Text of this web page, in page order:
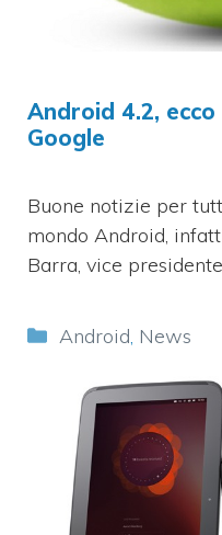
Android 4.2,
Google
Buone notizie per
mondo Android,
Barra, vice presidente
Categorie
Android, News